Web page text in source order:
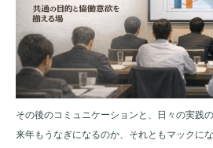
その後のコミュニケーションと、日々の実践の
来年もうなぎになるのか、それともマックに